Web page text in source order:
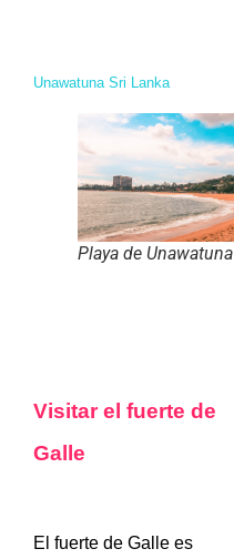
Unawatuna Sri Lanka
Playa de Unawatuna
Visitar el fuerte de
Galle
El fuerte de Galle es